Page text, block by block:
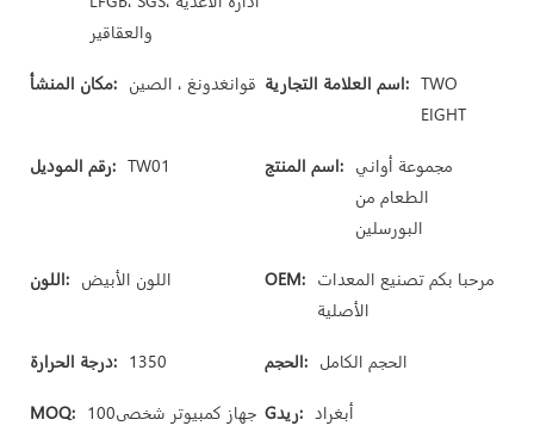
والعقاقير
مكان المنشأ: قوانغدونغ ، الصين اسم العلامة التجارية: TWO
EIGHT
رقم الموديل: TW01 اسم المنتج: مجموعة أواني
الطعام من
البورسلين
اللون: اللون الأبيض OEM: مرحبا بكم تصنيع المعدات
الأصلية
درجة الحرارة: 1350 الحجم: الحجم الكامل
MOQ: جهاز كمبيوتر شخصى100 Gريد: أبغراد